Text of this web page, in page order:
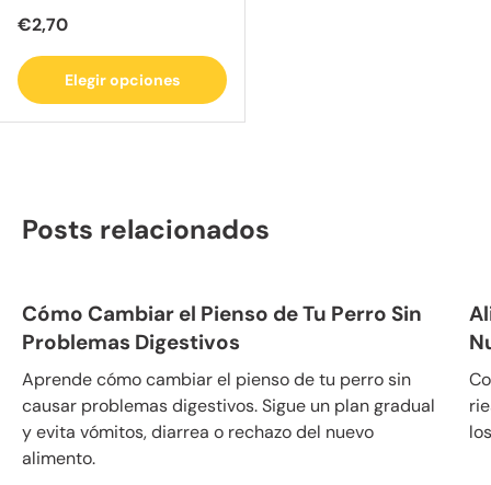
Precio normal
€2,70
Elegir opciones
Posts relacionados
Cómo Cambiar el Pienso de Tu Perro Sin
Problemas Digestivos
Aprende cómo cambiar el pienso de tu perro sin
causar problemas digestivos. Sigue un plan gradual
y evita vómitos, diarrea o rechazo del nuevo
alimento.